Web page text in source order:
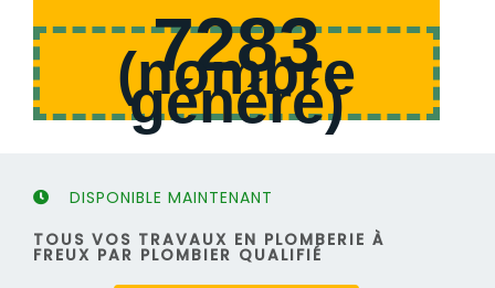
7283
(nombre
généré)
DISPONIBLE MAINTENANT
TOUS VOS TRAVAUX EN PLOMBERIE À
FREUX PAR PLOMBIER QUALIFIÉ